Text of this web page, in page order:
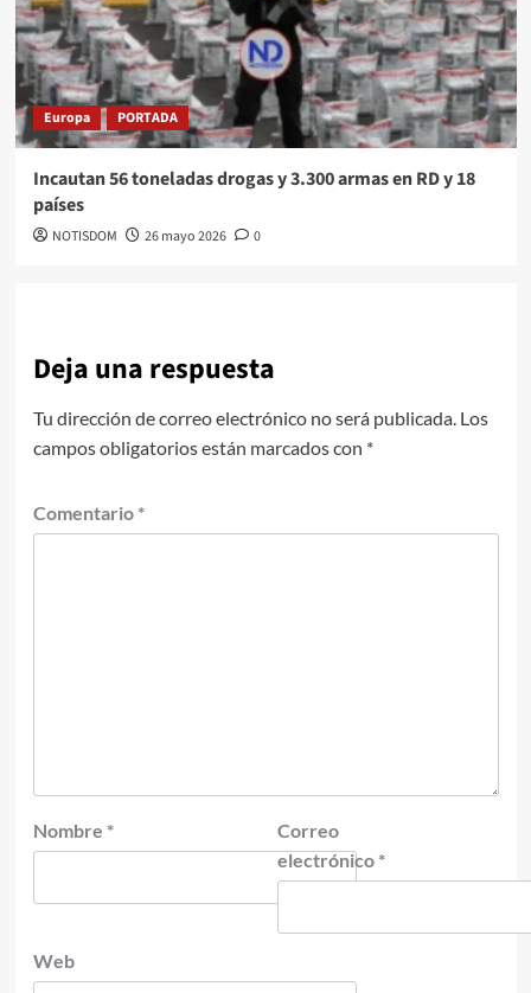
Europa PORTADA
Incautan 56 toneladas drogas y 3.300 armas en RD y 18
países
NOTISDOM 26 mayo 2026 0
Deja una respuesta
Tu dirección de correo electrónico no será publicada. Los
campos obligatorios están marcados con *
Comentario *
Nombre *
Correo
electrónico *
Web